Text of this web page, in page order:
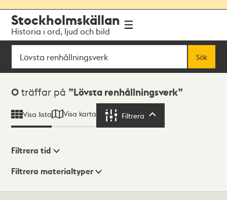
navigationen
huvudinnehållet
Stockholmskällan
Historia i ord, ljud och bild
Sök
Sök
Sökresultat
0 träffar på Lövsta renhållningsverk
Visa lista Visa karta Filtrera
Visningsläge
Filtrera tid
Filtrera materialtyper